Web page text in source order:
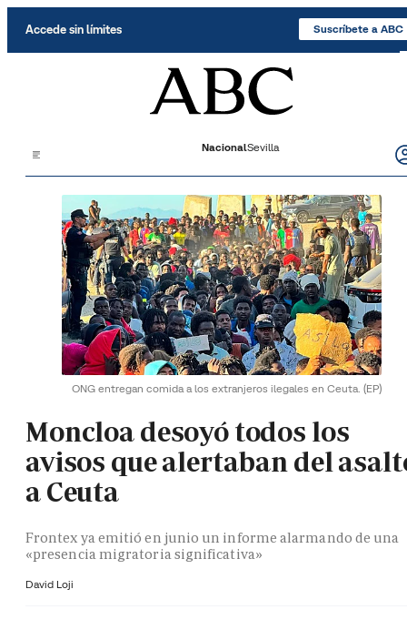
Accede sin límites Suscríbete a ABC
NacionalSevilla
ONG entregan comida a los extranjeros ilegales en Ceuta. (EP)
Moncloa desoyó todos los
avisos que alertaban del
a Ceuta
Frontex ya emitió en junio un informe alarmando de una
«presencia migratoria significativa»
David Loji